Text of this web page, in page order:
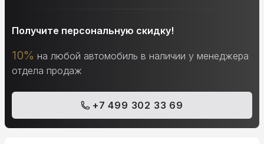
Получите персональную скидку!
10% на любой автомобиль в наличии у менеджера
отдела продаж
+7 499 302 33 69